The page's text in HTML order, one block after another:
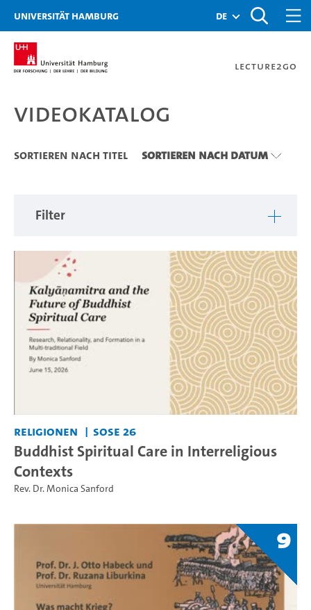
Zu den Filtern
Zur Metanavigation
Zur Hauptnavigation
Zur Suche
Zum Inhalt
Zum Seitenfuss
Universität Hamburg de
Lecture2Go
Videokatalog
Videokatalog
Sortieren nach Titel Sortieren nach Datum
Filter
Religionen SoSe 26
Buddhist Spiritual Care in Interreligious
Contexts
Rev. Dr. Monica Sanford
9